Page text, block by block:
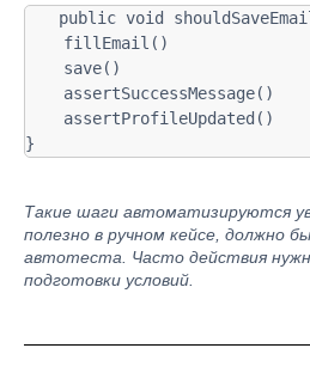
public void
    fillEmail()
    save()
    assertSuccessMessage()
    assertProfileUpdated()
}
Такие шаги автоматизируются
полезно в ручном кейсе, должно
автотеста. Часто действия
подготовки условий.